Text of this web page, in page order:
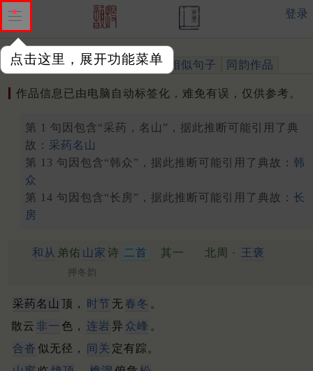
点击这里，展开功能菜单
登录
作品 标注四声 出处、引用 相似句子 同韵作品
作品信息已由电脑自动标签化，难免有误，仅供参考。
第 1 句因包含“采药，名山”，据此推断可能引用了典
故： 采药名山
第 13 句因包含“韩众”，据此推断可能引用了典故： 韩
众
第 14 句因包含“长房”，据此推断可能引用了典故： 长
房
和从 弟佑 山家 诗 二首 其一 北周 · 王褒
押冬韵
采药名山 顶， 时节 无 春冬 。
散云 非一 色， 连岩 异 众峰 。
合沓 似无径， 间关 定有踪。